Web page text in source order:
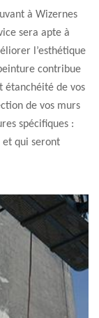
à Wizernes
sera apte à
l’esthétique
contribue
étanchéité de vos
de vos murs
spécifiques :
et qui seront